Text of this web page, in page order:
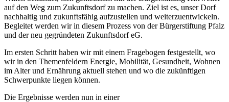
auf den Weg zum Zukunftsdorf zu machen. Ziel ist es, unser Dorf
nachhaltig und zukunftsfähig aufzustellen und weiterzuentwickeln.
Begleitet werden wir in diesem Prozess von der Bürgerstiftung Pfalz
und der neu gegründeten Zukunftsdorf eG.
Im ersten Schritt haben wir mit einem Fragebogen festgestellt, wo
wir in den Themenfeldern Energie, Mobilität, Gesundheit, Wohnen
im Alter und Ernährung aktuell stehen und wo die zukünftigen
Schwerpunkte liegen können.
Die Ergebnisse werden nun in einer